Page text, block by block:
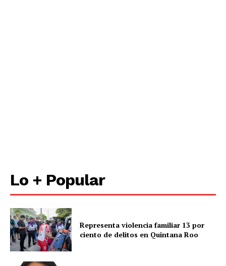
Lo + Popular
Representa violencia familiar 13 por
ciento de delitos en Quintana Roo